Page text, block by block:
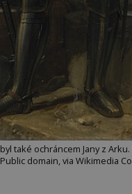
také ochráncem Jany z
Public domain, via Wikimedia